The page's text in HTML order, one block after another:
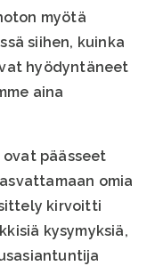
myötä
siihen, kuinka
hyödyntäneet
aina
päässeet
omia
kirvoitti
kysymyksiä,